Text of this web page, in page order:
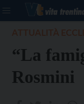
“La
Rosmini